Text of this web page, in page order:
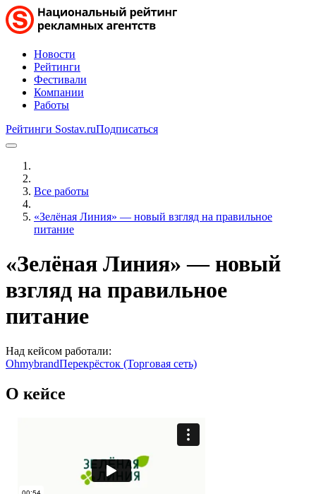
Новости
Рейтинги
Фестивали
Компании
Работы
Рейтинги Sostav.ruПодписаться
Все работы
«Зелёная Линия» — новый взгляд на правильное
питание
«Зелёная Линия» — новый
взгляд на правильное
питание
Над кейсом работали:
OhmybrandПерекрёсток (Торговая сеть)
О кейсе